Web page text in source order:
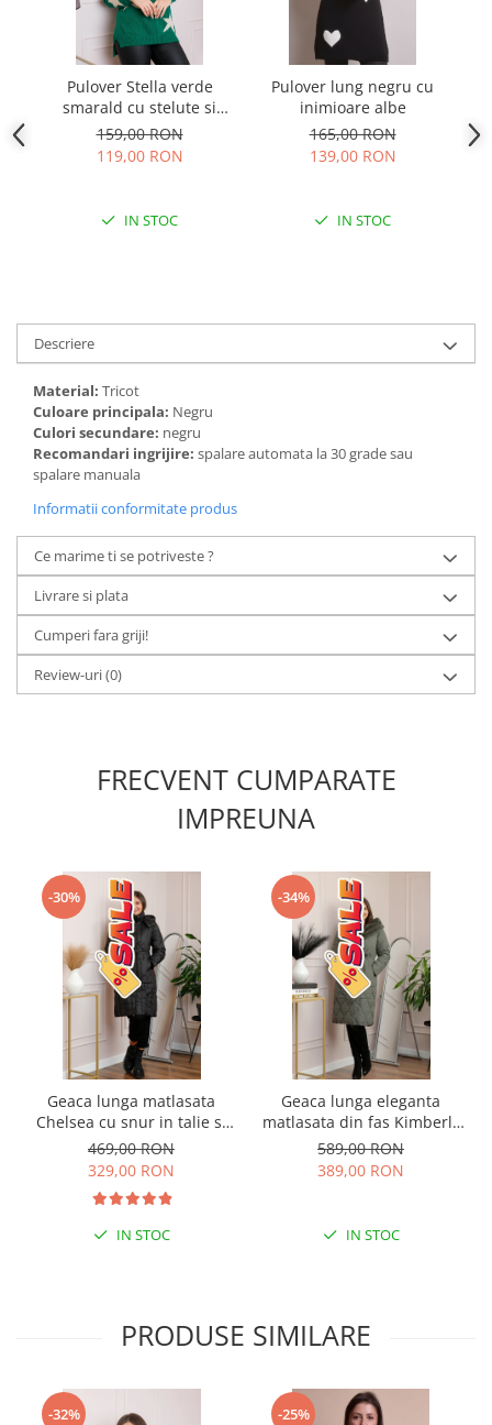
Pulover Stella verde
smarald cu stelute si
decolteu in V
159,00 RON
119,00 RON
IN STOC
Pulover lung negru cu
inimioare albe
165,00 RON
139,00 RON
IN STOC
Descriere
Material: Tricot
Culoare principala: Negru
Culori secundare: negru
Recomandari ingrijire: spalare automata la 30 grade sau
spalare manuala
Informatii conformitate produs
Ce marime ti se potriveste ?
Livrare si plata
Cumperi fara griji!
Review-uri(0)
FRECVENT CUMPARATE
IMPREUNA
-30%
Geaca lunga matlasata
Chelsea cu snur in talie si
buzunare functionale -
Negru
469,00 RON
329,00 RON
IN STOC
-34%
Geaca lunga eleganta
matlasata din fas Kimberly
cu gluga imblanita - Kaki
589,00 RON
389,00 RON
IN STOC
PRODUSE SIMILARE
-32% -25%